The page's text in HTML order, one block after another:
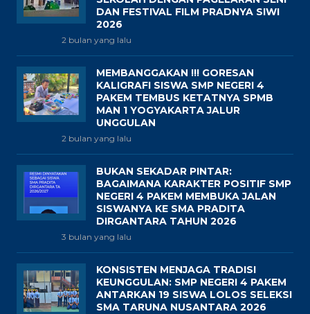
DAN FESTIVAL FILM PRADNYA SIWI
2026
2 bulan yang lalu
MEMBANGGAKAN !!! GORESAN
KALIGRAFI SISWA SMP NEGERI 4
PAKEM TEMBUS KETATNYA SPMB
MAN 1 YOGYAKARTA JALUR
UNGGULAN
2 bulan yang lalu
BUKAN SEKADAR PINTAR:
BAGAIMANA KARAKTER POSITIF SMP
NEGERI 4 PAKEM MEMBUKA JALAN
SISWANYA KE SMA PRADITA
DIRGANTARA TAHUN 2026
3 bulan yang lalu
KONSISTEN MENJAGA TRADISI
KEUNGGULAN: SMP NEGERI 4 PAKEM
ANTARKAN 19 SISWA LOLOS SELEKSI
SMA TARUNA NUSANTARA 2026